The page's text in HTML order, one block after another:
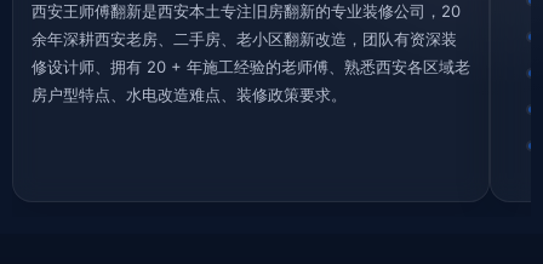
西安王师傅翻新是西安本土专注旧房翻新的专业装修公司，20
余年深耕西安老房、二手房、老小区翻新改造，团队有资深装
修设计师、拥有 20 + 年施工经验的老师傅、熟悉西安各区域老
房户型特点、水电改造难点、装修政策要求。